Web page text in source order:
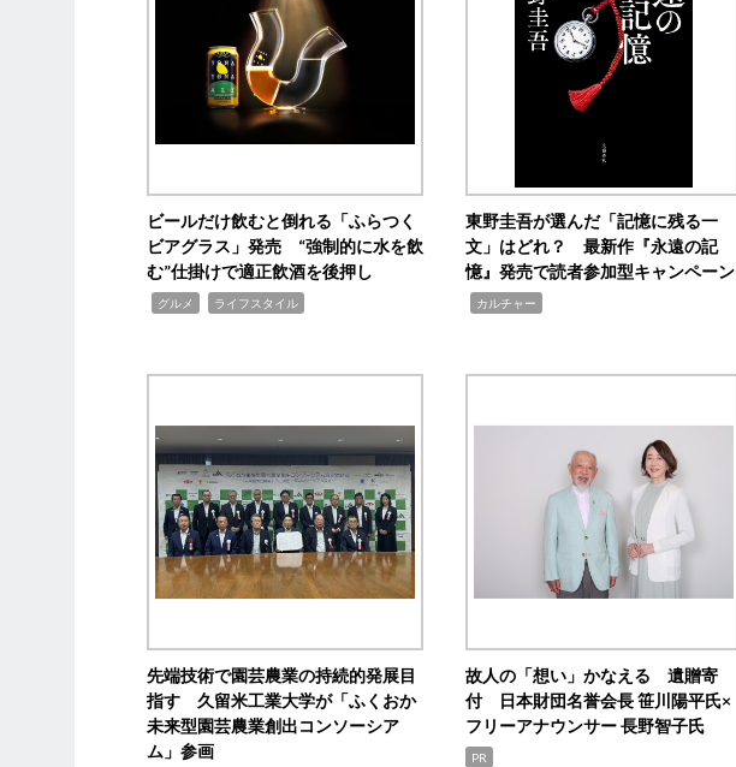
ビールだけ飲むと倒れる「ふらつく
ビアグラス」発売 “強制的に水を飲
む”仕掛けで適正飲酒を後押し
グルメ ライフスタイル
東野圭吾が選んだ「記憶に残る一
文」はどれ？ 最新作『永遠の記
憶』発売で読者参加型キャンペーン
カルチャー
先端技術で園芸農業の持続的発展目
指す 久留米工業大学が「ふくおか
未来型園芸農業創出コンソーシア
ム」参画
故人の「想い」かなえる 遺贈寄
付 日本財団名誉会長 笹川陽平氏×
フリーアナウンサー 長野智子氏
PR